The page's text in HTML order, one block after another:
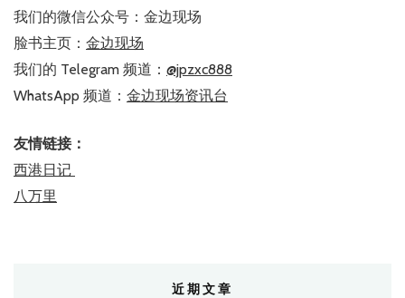
我们的微信公众号：金边现场
脸书主页： 金边现场
我们的 Telegram 频道： @jpzxc888
WhatsApp 频道： 金边现场资讯台
友情链接：
西港日记
八万里
近期文章